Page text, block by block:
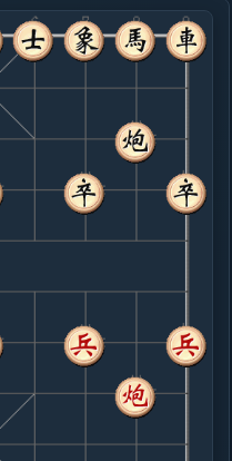
车九进一
车九进一